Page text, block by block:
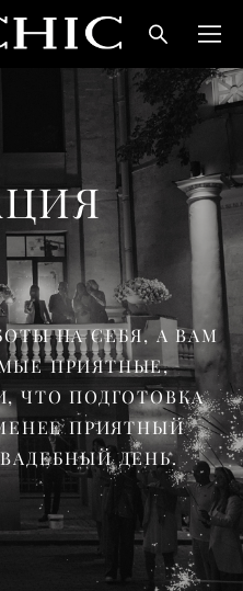
НА СЕБЯ, А ВАМ
ПРИЯТНЫЕ,
ЧТО ПОДГОТОВКА
ПРИЯТНЫЙ
ДЕНЬ.